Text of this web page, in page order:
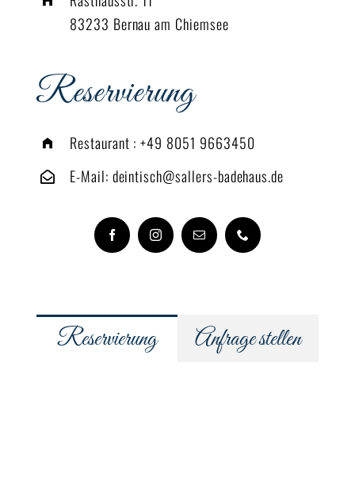
83233 Bernau am Chiemsee
Reservierung
Restaurant :+49 8051 9663450
E-Mail: deintisch@sallers-badehaus.de
Reservierung Anfrage stellen